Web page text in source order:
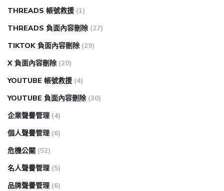
THREADS 帳號救援 (1)
THREADS 負面內容刪除 (27)
TIKTOK 負面內容刪除 (29)
X 負面內容刪除 (20)
YOUTUBE 帳號救援 (4)
YOUTUBE 負面內容刪除 (30)
企業聲譽管理 (4)
個人聲譽管理 (6)
危機公關 (52)
名人聲譽管理 (5)
品牌聲譽管理 (6)